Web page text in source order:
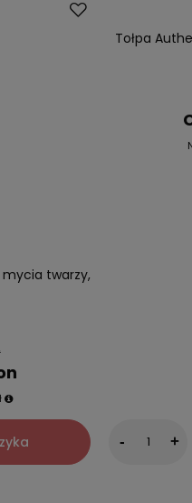
twarzy,
Tołpa
- +